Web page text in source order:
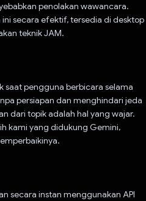
penolakan wawancara.
secara efektif, tersedia di desktop
teknik JAM.
saat pengguna berbicara selama
persiapan dan menghindari jeda
dari topik adalah hal yang wajar.
kami yang didukung Gemini,
secara instan menggunakan API